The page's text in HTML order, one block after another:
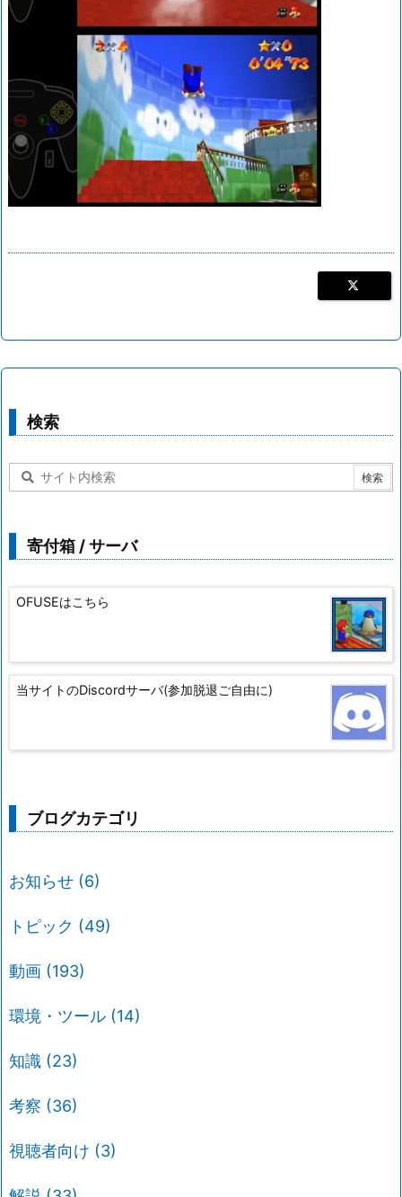
検索
寄付箱 / サーバ
OFUSEはこちら
当サイトのDiscordサーバ(参加脱退ご自由に)
ブログカテゴリ
お知らせ (6)
トピック (49)
動画 (193)
環境・ツール (14)
知識 (23)
考察 (36)
視聴者向け (3)